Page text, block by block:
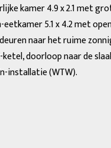
kamer 4.9 x 2.1 met
5.1 x 4.2 met
naar het ruime
doorloop naar de
installatie (WTW).